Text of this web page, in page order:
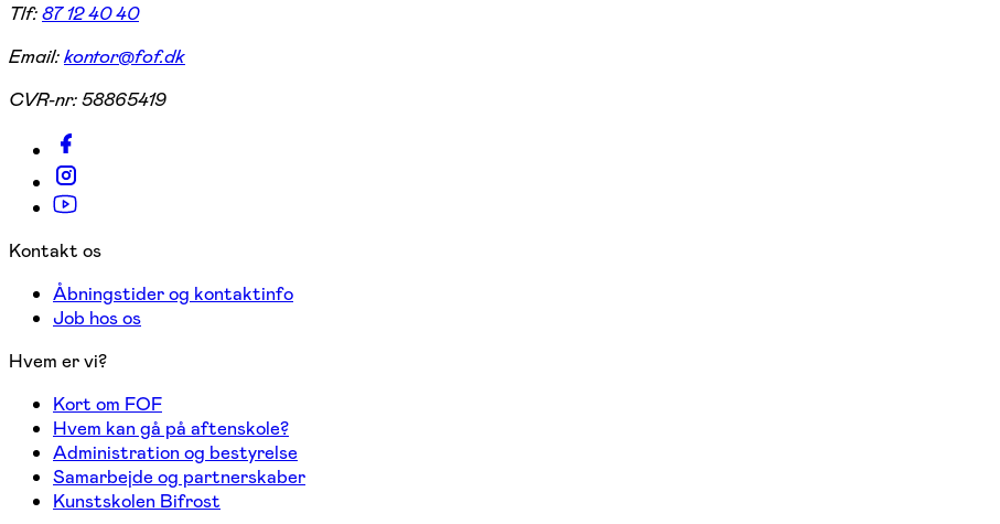
Tlf:87 12 40 40
Email:kontor@fof.dk
CVR-nr:58865419
Kontakt os
Åbningstider og kontaktinfo
Job hos os
Hvem er vi?
Kort om FOF
Hvem kan gå på aftenskole?
Administration og bestyrelse
Samarbejde og partnerskaber
Kunstskolen Bifrost